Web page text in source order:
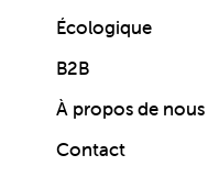
Écologique
B2B
À propos de nous
Contact